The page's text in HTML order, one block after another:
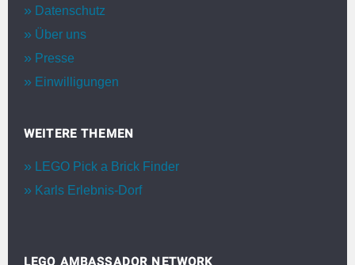
Datenschutz
Über uns
Presse
Einwilligungen
WEITERE THEMEN
LEGO Pick a Brick Finder
Karls Erlebnis-Dorf
LEGO AMBASSADOR NETWORK